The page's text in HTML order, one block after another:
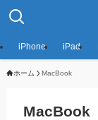
iPhone iPad
ホーム MacBook
MacBook